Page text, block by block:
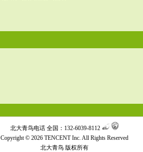
北大青鸟电话 全国：132-6039-8112
Copyright © 2026 TENCENT Inc. All Rights Reserved
北大青鸟版权所有